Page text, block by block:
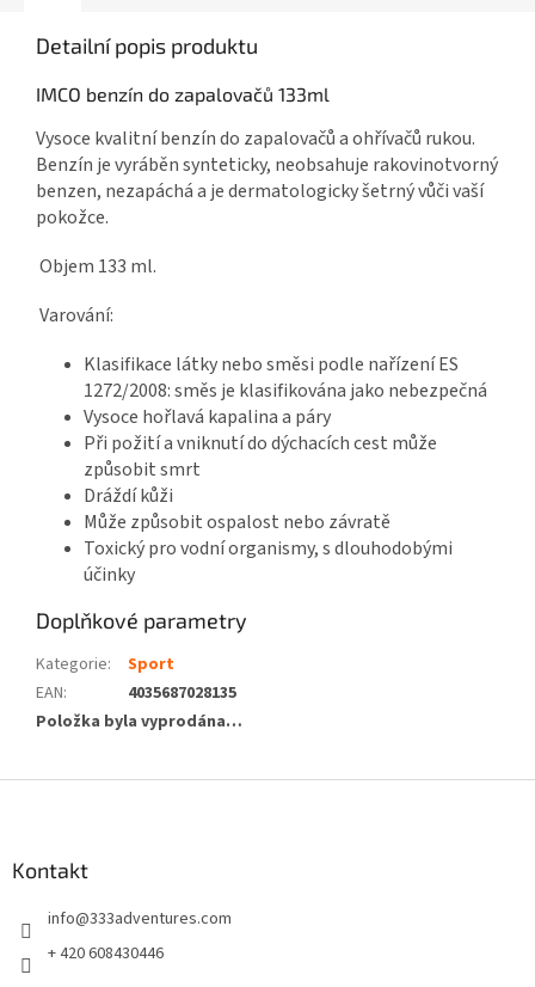
Detailní popis produktu
IMCO benzín do zapalovačů 133ml
Vysoce kvalitní benzín do zapalovačů a ohřívačů rukou.
Benzín je vyráběn synteticky, neobsahuje rakovinotvorný
benzen, nezapáchá a je dermatologicky šetrný vůči vaší
pokožce.
Objem 133 ml.
Varování:
Klasifikace látky nebo směsi podle nařízení ES
1272/2008: směs je klasifikována jako nebezpečná
Vysoce hořlavá kapalina a páry
Při požití a vniknutí do dýchacích cest může
způsobit smrt
Dráždí kůži
Může způsobit ospalost nebo závratě
Toxický pro vodní organismy, s dlouhodobými
účinky
Doplňkové parametry
Kategorie:
Sport
EAN:
4035687028135
Položka byla vyprodána…
Kontakt
info@333adventures.com
+ 420 608430446